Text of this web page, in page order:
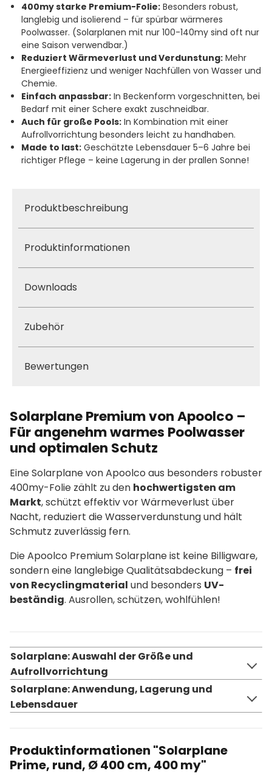
400my starke Premium-Folie: Besonders robust,
langlebig und isolierend – für spürbar wärmeres
Poolwasser. (Solarplanen mit nur 100-140my sind oft nur
eine Saison verwendbar.)
Reduziert Wärmeverlust und Verdunstung: Mehr
Energieeffizienz und weniger Nachfüllen von Wasser und
Chemie.
Einfach anpassbar: In Beckenform vorgeschnitten, bei
Bedarf mit einer Schere exakt zuschneidbar.
Auch für große Pools: In Kombination mit einer
Aufrollvorrichtung besonders leicht zu handhaben.
Made to last: Geschätzte Lebensdauer 5–6 Jahre bei
richtiger Pflege – keine Lagerung in der prallen Sonne!
Produktbeschreibung
Produktinformationen
Downloads
Zubehör
Bewertungen
Solarplane Premium von Apoolco –
Für angenehm warmes Poolwasser
und optimalen Schutz
Eine Solarplane von Apoolco aus besonders robuster
400my-Folie zählt zu den hochwertigsten am
Markt, schützt effektiv vor Wärmeverlust über
Nacht, reduziert die Wasserverdunstung und hält
Schmutz zuverlässig fern.
Die Apoolco Premium Solarplane ist keine Billigware,
sondern eine langlebige Qualitätsabdeckung – frei
von Recyclingmaterial und besonders UV-
beständig. Ausrollen, schützen, wohlfühlen!
Solarplane: Auswahl der Größe und
Aufrollvorrichtung
Solarplane: Anwendung, Lagerung und
Lebensdauer
Produktinformationen "Solarplane
Prime, rund, Ø 400 cm, 400 my"